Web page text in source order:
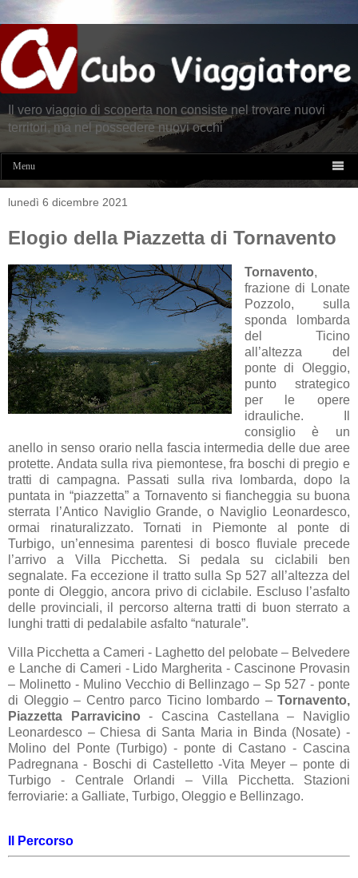
Il vero viaggio di scoperta non consiste nel trovare nuovi
territori, ma nel possedere nuovi occhi
Menu 
lunedì 6 dicembre 2021
Elogio della Piazzetta di Tornavento
Tornavento,
frazione di Lonate
Pozzolo, sulla
sponda lombarda
del Ticino
all’altezza del
ponte di Oleggio,
punto strategico
per le opere
idrauliche. Il
consiglio è un
anello in senso orario nella fascia intermedia delle due aree
protette. Andata sulla riva piemontese, fra boschi di pregio e
tratti di campagna. Passati sulla riva lombarda, dopo la
puntata in “piazzetta” a Tornavento si fiancheggia su buona
sterrata l’Antico Naviglio Grande, o Naviglio Leonardesco,
ormai rinaturalizzato. Tornati in Piemonte al ponte di
Turbigo, un’ennesima parentesi di bosco fluviale precede
l’arrivo a Villa Picchetta. Si pedala su ciclabili ben
segnalate. Fa eccezione il tratto sulla Sp 527 all’altezza del
ponte di Oleggio, ancora privo di ciclabile. Escluso l’asfalto
delle provinciali, il percorso alterna tratti di buon sterrato a
lunghi tratti di pedalabile asfalto “naturale”.
Villa Picchetta a Cameri - Laghetto del pelobate – Belvedere
e Lanche di Cameri - Lido Margherita - Cascinone Provasin
– Molinetto - Mulino Vecchio di Bellinzago – Sp 527 - ponte
di Oleggio – Centro parco Ticino lombardo – Tornavento,
Piazzetta Parravicino - Cascina Castellana – Naviglio
Leonardesco – Chiesa di Santa Maria in Binda (Nosate) -
Molino del Ponte (Turbigo) - ponte di Castano - Cascina
Padregnana - Boschi di Castelletto -Vita Meyer – ponte di
Turbigo - Centrale Orlandi – Villa Picchetta. Stazioni
ferroviarie: a Galliate, Turbigo, Oleggio e Bellinzago.
Il Percorso